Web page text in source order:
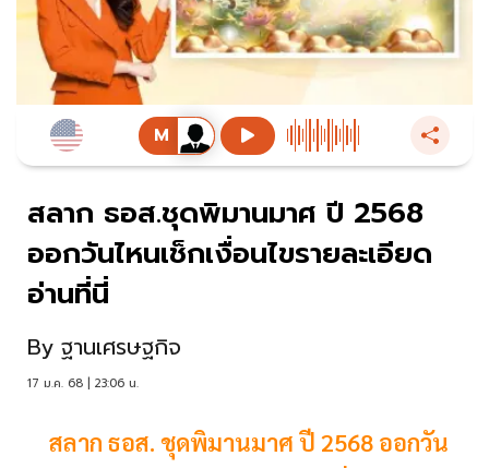
สลาก ธอส.ชุดพิมานมาศ ปี 2568
ออกวันไหนเช็กเงื่อนไขรายละเอียด
อ่านที่นี่
By ฐานเศรษฐกิจ
17 ม.ค. 68 | 23:06 น.
สลาก ธอส. ชุดพิมานมาศ ปี 2568 ออกวัน